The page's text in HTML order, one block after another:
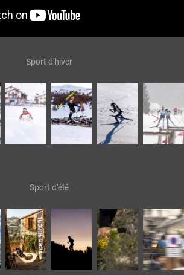
Sport d'hiver
Sport d'été